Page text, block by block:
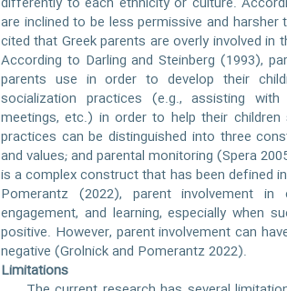
are inclined to be less permissive and
cited that Greek parents are overly involved in
According to Darling and Steinberg (1993),
parents use in order to develop their
socialization practices (e.g., assisting with
meetings, etc.) in order to help their
practices can be distinguished into three
and values; and parental monitoring (Spera
is a complex construct that has been defined
Pomerantz (2022), parent involvement in
engagement, and learning, especially when
positive. However, parent involvement can
negative (Grolnick and Pomerantz 2022).
Limitations